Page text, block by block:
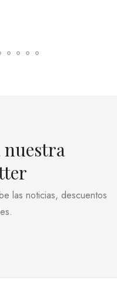
nuestra
las noticias, descuentos